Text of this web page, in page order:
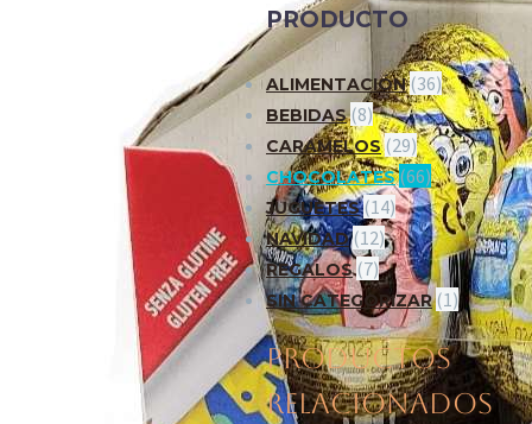
PRODUCTO
ALIMENTACIÓN (36)
BEBIDAS (8)
CARAMELOS (29)
CHOCOLATES (66)
JUGUETES (14)
NAVIDAD (12)
REGALOS (7)
SIN CATEGORIZAR (1)
PRODUCTOS
RELACIONADOS